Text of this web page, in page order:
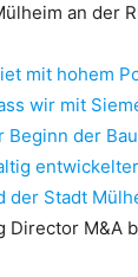
an der
mit hohem
wir mit
der
der Stadt
Director M&A